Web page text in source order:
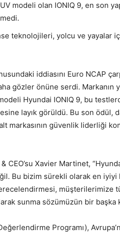
modeli olan IONIQ 9, en son
teknolojileri, yolcu ve yayalar
iddiasını Euro NCAP
gözler önüne serdi. Markanın
Hyundai IONIQ 9, bu
layık görüldü. Bu son ödül,
alt markasının güvenlik liderliği
CEO’su Xavier Martinet,
Bu bizim sürekli olarak en
sunma sözümüzün bir başka
Programı),